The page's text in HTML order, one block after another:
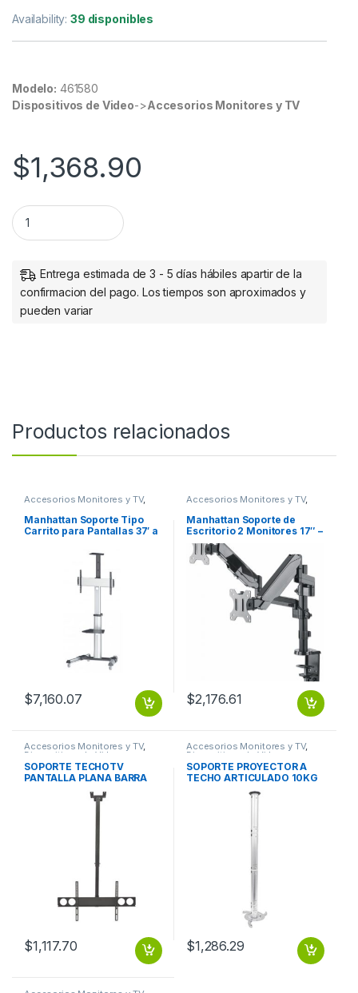
Availability:39 disponibles
Modelo: 461580
Dispositivos de Video->Accesorios Monitores y TV
$1,368.90
Soporte Monitor P/1 Monitor 17 A 32" Escrit, Piston, Brazo
Entrega estimada de 3 - 5 días hábiles apartir de la
confirmacion del pago. Los tiempos son aproximados y
pueden variar
Productos relacionados
Accesorios Monitores y TV,
Manhattan Soporte Tipo
Carrito para Pantallas 37′ a
70 50KG ROTACION TV
$7,160.07
Accesorios Monitores y TV,
Manhattan Soporte de
Escritorio 2 Monitores 17″ –
32″, hasta 8Kg, Negro A 32
ESCRITORIO PISTON
$2,176.61
Accesorios Monitores y TV,
Dispositivos de Video
SOPORTE TECHOTV
PANTALLA PLANA BARRA
105-156CM 37″ A 70″ 50KG
BARRA 105-156CM 37 A 70
$1,117.70
Accesorios Monitores y TV,
Dispositivos de Video
SOPORTE PROYECTOR A
TECHO ARTICULADO 10KG
EXTENSION 13-106CM
ARTICULADO 10KG
$1,286.29